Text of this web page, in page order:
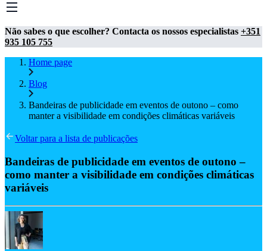
Não sabes o que escolher? Contacta os nossos especialistas +351
935 105 755
Home page
Blog
Bandeiras de publicidade em eventos de outono – como
manter a visibilidade em condições climáticas variáveis
Voltar para a lista de publicações
Bandeiras de publicidade em eventos de outono –
como manter a visibilidade em condições climáticas
variáveis